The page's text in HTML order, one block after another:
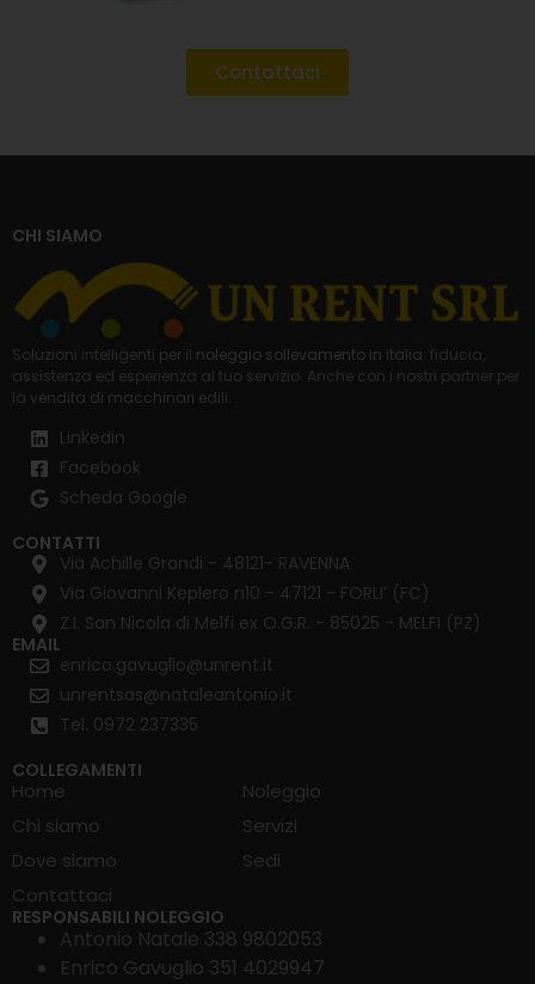
Contattaci
CHI SIAMO
Soluzioni intelligenti per il noleggio sollevamento in italia : fiducia,
assistenza ed esperienza al tuo servizio. Anche con i nostri partner per
la vendita di macchinari edili
Linkedin
Facebook
Scheda Google
CONTATTI
Via Achille Grandi - 48121- RAVENNA
Via Giovanni Keplero n10 - 47121 - FORLI’ (FC)
Z.I. San Nicola di Melfi ex O.G.R. - 85025 - MELFI (PZ)
EMAIL
enrico.gavuglio@unrent.it
unrentsas@nataleantonio.it
Tel. 0972 237335
COLLEGAMENTI
Home
Chi siamo
Dove siamo
Contattaci
Noleggio
Servizi
Sedi
RESPONSABILI NOLEGGIO
Antonio Natale 338 9802053
Enrico Gavuglio 351 4029947